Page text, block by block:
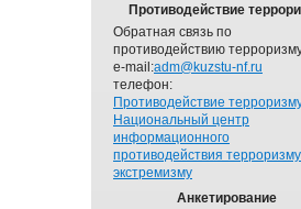
Противодействие
Обратная связь по
противодействию
e-mail:adm@kuzstu-nf.ru
телефон:
Противодействие
Национальный центр
информационного
противодействия
экстремизму
Анкетирование